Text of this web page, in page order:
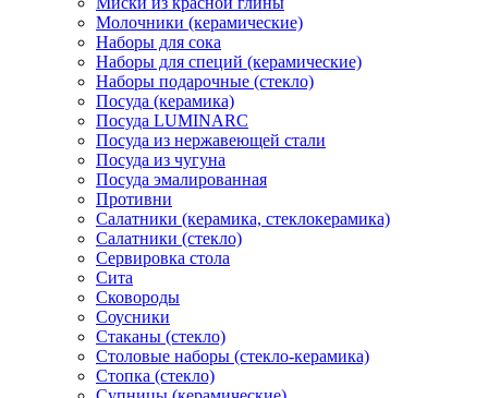
Молочники (керамические)
Наборы для сока
Наборы для специй (керамические)
Наборы подарочные (стекло)
Посуда (керамика)
Посуда LUMINARC
Посуда из нержавеющей стали
Посуда из чугуна
Посуда эмалированная
Противни
Салатники (керамика, стеклокерамика)
Салатники (стекло)
Сервировка стола
Сита
Сковороды
Соусники
Стаканы (стекло)
Столовые наборы (стекло-керамика)
Стопка (стекло)